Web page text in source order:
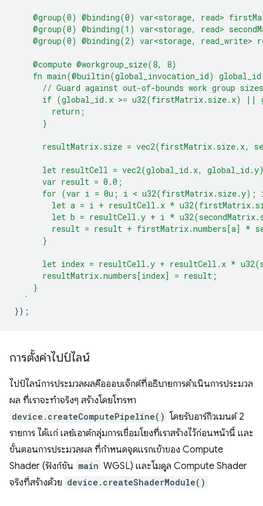
@group(0) @binding(0) var<storage, read>
@group(0) @binding(1) var<storage, read>
@group(0) @binding(2) var<storage, read_write>
    @compute @workgroup_size(8, 8)
fn main(@builtin(global_invocation_id)
      // Guard against out-of-bounds work group sizes
if (global_id.x >= u32(firstMatrix.size.x) ||
        return;
      }
resultMatrix.size = vec2(firstMatrix.size.x,
let resultCell = vec2(global_id.x,
      var result = 0.0;
for (var i = 0u; i < u32(firstMatrix.size.y);
let a = i + resultCell.x *
let b = resultCell.y + i *
result = result + firstMatrix.numbers[a] *
      }
let index = resultCell.y + resultCell.x *
      resultMatrix.numbers[index] = result;
    }
  `
});
การตั้งค่าไปป์ไลน์
ไปป์ไลน์การประมวลผลคือออบเจ็กต์ที่อธิบายการดำเนินการประมวล
ผล ที่เราจะทำจริงๆ สร้างโดยโทรหา
device.createComputePipeline() โดยรับอาร์กิวเมนต์ 2
รายการ ได้แก่ เลย์เอาต์กลุ่มการเชื่อมโยงที่เราสร้างไว้ก่อนหน้านี้ และ
ขั้นตอนการประมวลผล ที่กำหนดจุดแรกเข้าของ Compute
Shader (ฟังก์ชัน main WGSL) และโมดูล Compute Shader
จริงที่สร้างด้วย device.createShaderModule()